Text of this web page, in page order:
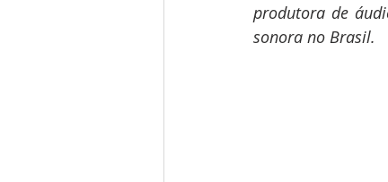
produtora de
sonora no Brasil.